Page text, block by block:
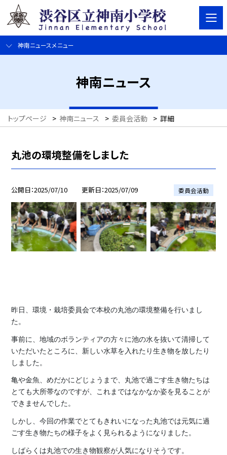
神南ニュースメニュー
神南ニュース
トップページ > 神南ニュース > 委員会活動 > 詳細
丸池の環境整備をしました
公開日 2025/07/10 更新日 2025/07/09 委員会活動
昨日、環境・栽培委員会で本校の丸池の環境整備を行いまし
た。
事前に、地域のボランティアの方々に池の水を抜いて清掃して
いただいたところに、新しい水草を入れたり生き物を放したり
しました。
亀や金魚、めだかにどじょうまで、丸池で過ごす生き物たちは
とても大所帯なのですが、これまではなかなか姿を見ることが
できませんでした。
しかし、今回の作業でとてもきれいになった丸池では元気に過
ごす生き物たちの様子をよく見られるようになりました。
しばらくは丸池での生き物観察が人気になりそうです。